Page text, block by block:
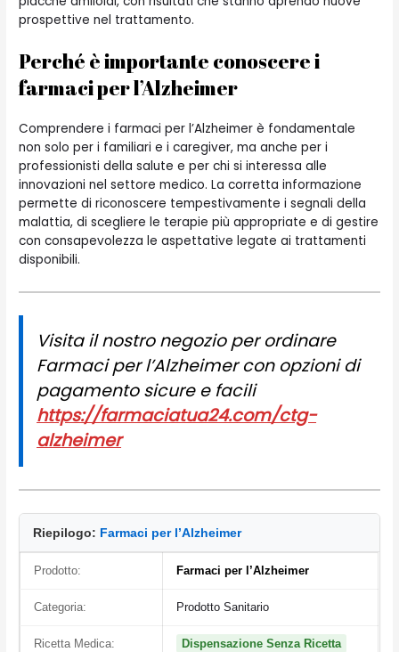
prospettive nel trattamento.
Perché è importante conoscere i
farmaci per l’Alzheimer
Comprendere i farmaci per l’Alzheimer è fondamentale
non solo per i familiari e i caregiver, ma anche per i
professionisti della salute e per chi si interessa alle
innovazioni nel settore medico. La corretta informazione
permette di riconoscere tempestivamente i segnali della
malattia, di scegliere le terapie più appropriate e di gestire
con consapevolezza le aspettative legate ai trattamenti
disponibili.
Visita il nostro negozio per ordinare
Farmaci per l’Alzheimer con opzioni di
pagamento sicure e facili
https://farmaciatua24.com/ctg-
alzheimer
Riepilogo: Farmaci per l’Alzheimer
Prodotto: Farmaci per l’Alzheimer
Categoria: Prodotto Sanitario
Ricetta Medica: Dispensazione Senza Ricetta